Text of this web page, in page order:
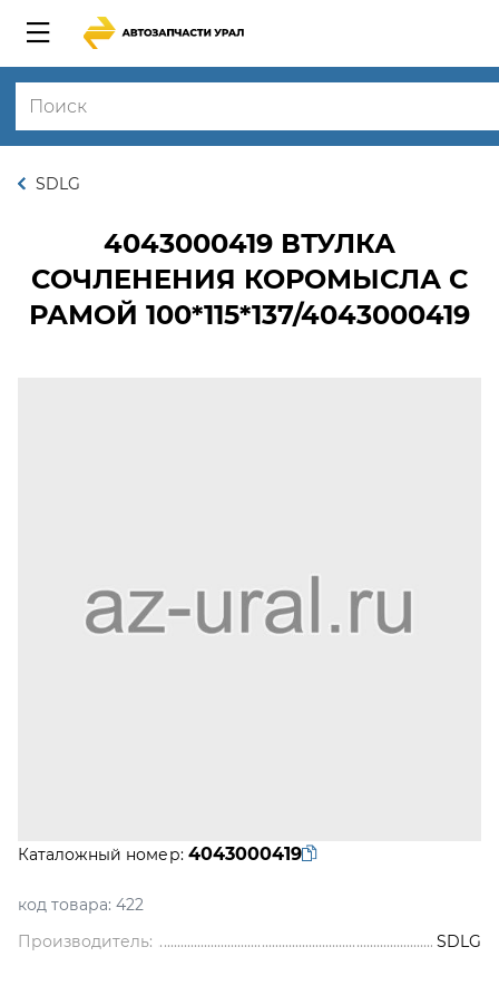
SDLG
4043000419 ВТУЛКА
СОЧЛЕНЕНИЯ КОРОМЫСЛА С
РАМОЙ 100*115*137/4043000419
Каталожный номер: 4043000419
код товара: 422
Производитель:
SDLG